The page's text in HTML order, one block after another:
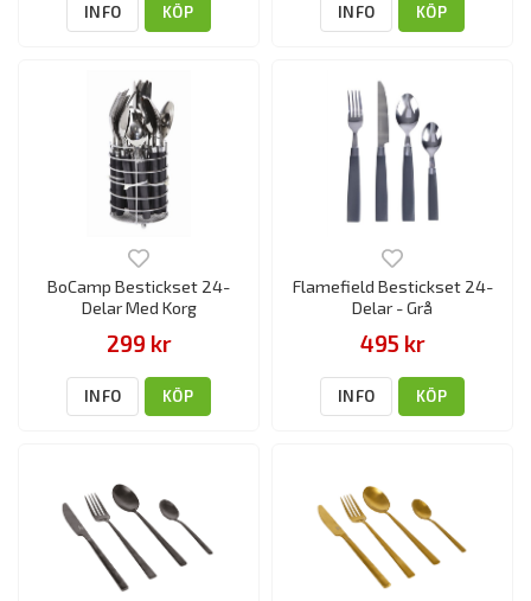
INFO KÖP INFO KÖP
BoCamp Bestickset 24-
Delar Med Korg
299 kr
INFO KÖP
Flamefield Bestickset 24-
Delar - Grå
495 kr
INFO KÖP